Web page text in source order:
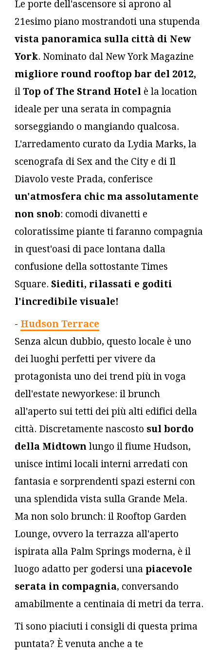
Le porte dell'ascensore si aprono al
21esimo piano mostrandoti una stupenda
vista panoramica sulla città di New
York. Nominato dal New York Magazine
migliore round rooftop bar del 2012,
il Top of The Strand Hotel è la location
ideale per una serata in compagnia
sorseggiando o mangiando qualcosa.
L'arredamento curato da Lydia Marks, la
scenografa di Sex and the City e di Il
Diavolo veste Prada, conferisce
un'atmosfera chic ma assolutamente
non snob: comodi divanetti e
coloratissime piante ti faranno compagnia
in quest'oasi di pace lontana dalla
confusione della sottostante Times
Square. Siediti, rilassati e goditi
l'incredibile visuale!
- Hudson Terrace
Senza alcun dubbio, questo locale è uno
dei luoghi perfetti per vivere da
protagonista uno dei trend più in voga
dell'estate newyorkese: il brunch
all'aperto sui tetti dei più alti edifici della
città. Discretamente nascosto sul bordo
della Midtown lungo il fiume Hudson,
unisce intimi locali interni arredati con
fantasia e sorprendenti spazi esterni con
una splendida vista sulla Grande Mela.
Ma non solo brunch: il Rooftop Garden
Lounge, ovvero la terrazza all'aperto
ispirata alla Palm Springs moderna, è il
luogo adatto per godersi una piacevole
serata in compagnia, conversando
amabilmente a centinaia di metri da terra.
Ti sono piaciuti i consigli di questa prima
puntata? È venuta anche a te